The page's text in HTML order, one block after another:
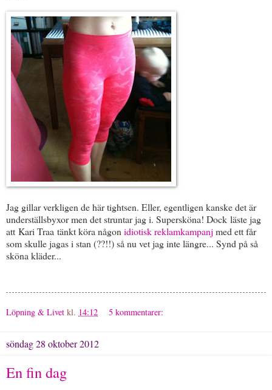
Jag gillar verkligen de här tightsen. Eller, egentligen kanske det är
underställsbyxor men det struntar jag i. Supersköna! Dock läste jag
att Kari Traa tänkt köra någon idiotisk reklamkampanj med ett får
som skulle jagas i stan (??!!) så nu vet jag inte längre... Synd på så
sköna kläder...
Löpning & Livet kl. 14:12 5 kommentarer:
söndag 28 oktober 2012
En fin dag